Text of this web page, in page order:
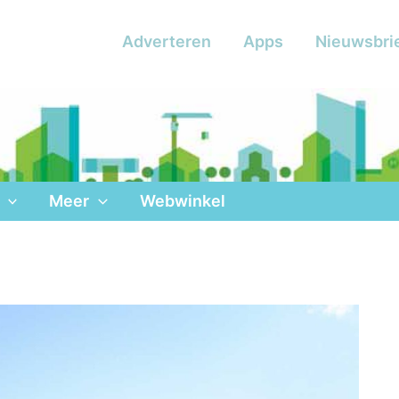
Adverteren Apps
Meer Webwinkel